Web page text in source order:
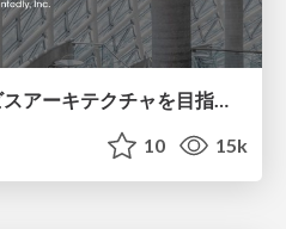
理想的なマイクロサービスアーキテクチャを目指す継続的改善 / Re-architecturing of Microservices #CNDT2019
10 15k